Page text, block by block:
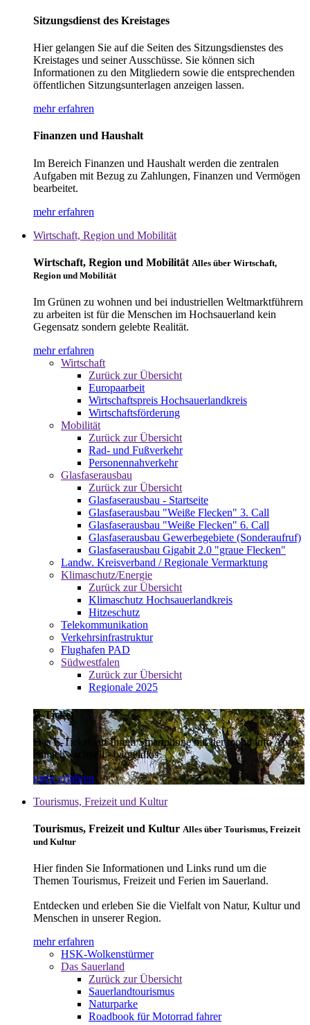
Sitzungsdienst des Kreistages
Hier gelangen Sie auf die Seiten des Sitzungsdienstes des
Kreistages und seiner Ausschüsse. Sie können sich
Informationen zu den Mitgliedern sowie die entsprechenden
öffentlichen Sitzungsunterlagen anzeigen lassen.
mehr erfahren
Finanzen und Haushalt
Im Bereich Finanzen und Haushalt werden die zentralen
Aufgaben mit Bezug zu Zahlungen, Finanzen und Vermögen
bearbeitet.
mehr erfahren
Wirtschaft, Region und Mobilität
Wirtschaft, Region und Mobilität Alles über Wirtschaft,
Region und Mobilität
Im Grünen zu wohnen und bei industriellen Weltmarktführern
zu arbeiten ist für die Menschen im Hochsauerland kein
Gegensatz sondern gelebte Realität.
mehr erfahren
Wirtschaft
Zurück zur Übersicht
Europaarbeit
Wirtschaftspreis Hochsauerlandkreis
Wirtschaftsförderung
Mobilität
Zurück zur Übersicht
Rad- und Fußverkehr
Personennahverkehr
Glasfaserausbau
Zurück zur Übersicht
Glasfaserausbau - Startseite
Glasfaserausbau "Weiße Flecken" 3. Call
Glasfaserausbau "Weiße Flecken" 6. Call
Glasfaserausbau Gewerbegebiete (Sonderaufruf)
Glasfaserausbau Gigabit 2.0 "graue Flecken"
Landw. Kreisverband / Regionale Vermarktung
Klimaschutz/Energie
Zurück zur Übersicht
Klimaschutz Hochsauerlandkreis
Hitzeschutz
Telekommunikation
Verkehrsinfrastruktur
Flughafen PAD
Südwestfalen
Zurück zur Übersicht
Regionale 2025
E-Ticket
Das E-Ticket auf Ihrem Smartphone mit der mobil info App -
einfach - schnell - bargeldlos
mehr erfahren
Tourismus, Freizeit und Kultur
Tourismus, Freizeit und Kultur Alles über Tourismus, Freizeit
und Kultur
Hier finden Sie Informationen und Links rund um die
Themen Tourismus, Freizeit und Ferien im Sauerland.
Entdecken und erleben Sie die Vielfalt von Natur, Kultur und
Menschen in unserer Region.
mehr erfahren
HSK-Wolkenstürmer
Das Sauerland
Zurück zur Übersicht
Sauerlandtourismus
Naturparke
Roadbook für Motorrad fahrer